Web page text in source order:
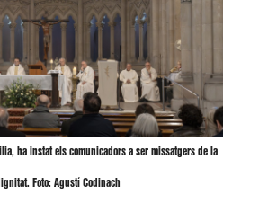
ha instat els comunicadors a ser missatgers de la
Foto: Agustí Codinach